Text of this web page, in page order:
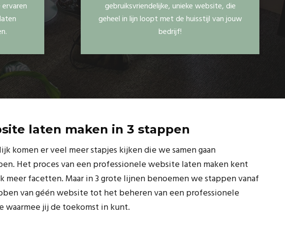
gebruiksvriendelijke, unieke website, die
geheel in lijn loopt met de huisstijl van jouw
bedrijf!
laten maken in 3 stappen
komen er veel meer stapjes kijken die we samen gaan
Het proces van een professionele website laten maken kent
meer facetten. Maar in 3 grote lijnen benoemen we stappen vanaf
van géén website tot het beheren van een professionele
waarmee jij de toekomst in kunt.